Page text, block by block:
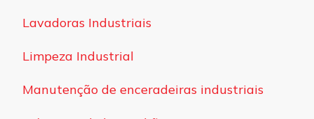
Lavadoras Industriais
Limpeza Industrial
Manutenção de enceradeiras industriais